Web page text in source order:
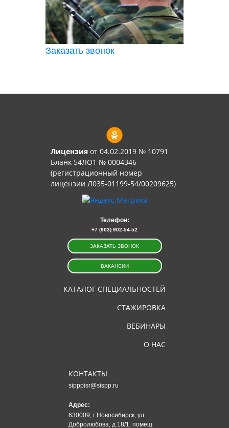
Заказать звонок
Лицензия от 04.02.2019 № 10791
Бланк 54ЛО1 № 0004346
(регистрационный номер
лицензии Л035-01199-54/00209625)
КАТАЛОГ СПЕЦИАЛЬНОСТЕЙ
СТАЖИРОВКА
ВЕБИНАРЫ
О НАС
КОНТАКТЫ
sipppisr@sispp.ru
Адрес:
630009, г Новосибирск, ул
Добролюбова, д 18/1, помещ
Телефон:
+7 (903) 902-54-52
ЗАКАЗАТЬ ЗВОНОК
ВАКАНСИИ